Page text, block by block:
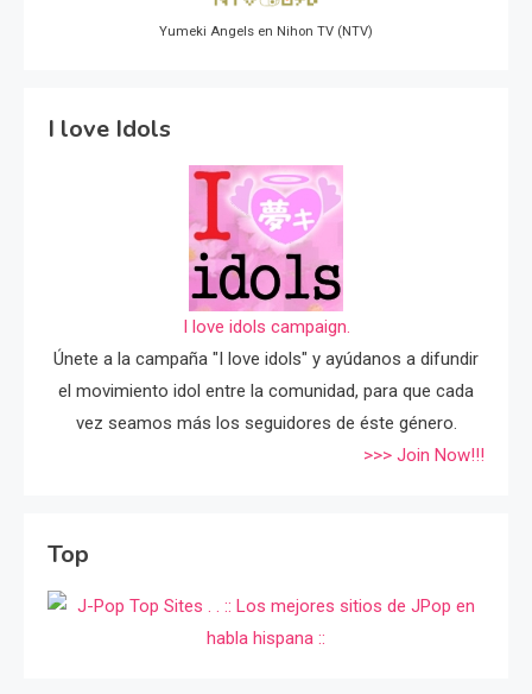
Yumeki Angels en Nihon TV (NTV)
I love Idols
I love idols campaign.
Únete a la campaña "I love idols" y ayúdanos a difundir
el movimiento idol entre la comunidad, para que cada
vez seamos más los seguidores de éste género.
>>> Join Now!!!
Top